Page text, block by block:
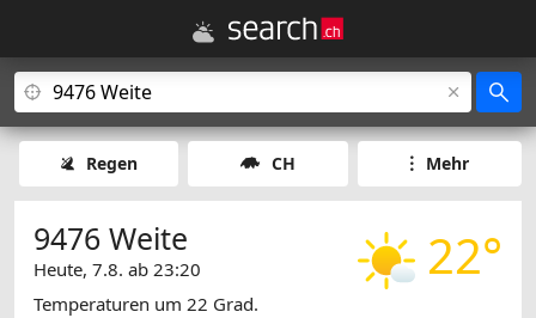
Regen CH Mehr
22°
9476 Weite
Heute, 7.8. ab 23:20
Temperaturen um 22 Grad.